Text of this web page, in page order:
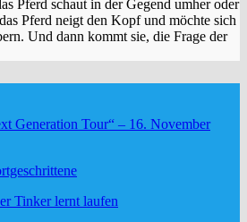
Pferd schaut in der Gegend umher oder
Pferd neigt den Kopf und möchte sich
Und dann kommt sie, die Frage der
Generation Tour“ – 16. November
Tinker lernt laufen